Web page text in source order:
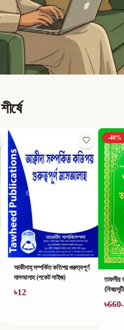
আকীদাহ্ সম্পর্কিত কতিপয় গুরুত্বপূর্ণ
মাসআলাহ (পকেট সাইজ)
৳12
-40%
৳660৳